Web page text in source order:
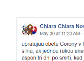
Image